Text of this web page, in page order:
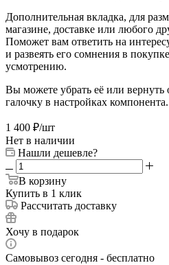
Дополнительная вкладка, для
магазине, доставке или любого
Поможет вам ответить на
и развеять его сомнения в
усмотрению.
Вы можете убрать её или вернуть
галочку в настройках
1 400 ₽/шт
Нет в наличии
Нашли дешевле?
В корзину
Купить в 1 клик
Рассчитать доставку
Хочу в подарок
Самовывоз сегодня - бесплатно